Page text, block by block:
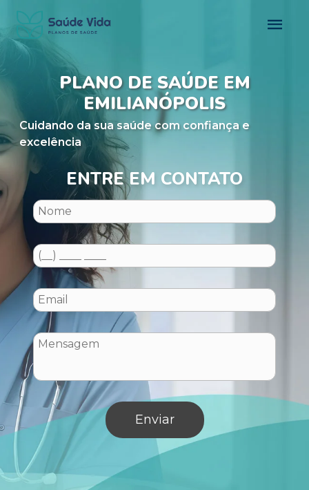
PLANO DE SAÚDE EM
EMILIANÓPOLIS
Cuidando da sua saúde com confiança e
excelência
ENTRE EM CONTATO